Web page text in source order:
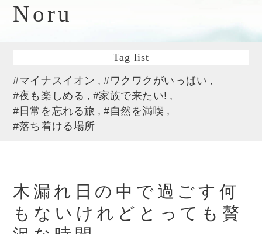
Noru
Tag list
#マイナスイオン
#ワクワクがいっぱい
#夜も楽しめる
#家族で来たい!
#日常を忘れる旅
#自然を満喫
#落ち着ける場所
木漏れ日の中で過ごす何
もないけれどとっても贅